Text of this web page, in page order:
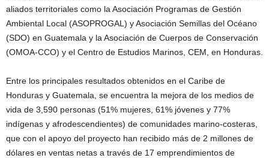
aliados territoriales como la Asociación Programas de Gestión
Ambiental Local (ASOPROGAL) y Asociación Semillas del Océano
(SDO) en Guatemala y la Asociación de Cuerpos de Conservación
(OMOA-CCO) y el Centro de Estudios Marinos, CEM, en Honduras.
Entre los principales resultados obtenidos en el Caribe de
Honduras y Guatemala, se encuentra la mejora de los medios de
vida de 3,590 personas (51% mujeres, 61% jóvenes y 77%
indígenas y afrodescendientes) de comunidades marino-costeras,
que con el apoyo del proyecto han recibido más de 2 millones de
dólares en ventas netas a través de 17 emprendimientos de